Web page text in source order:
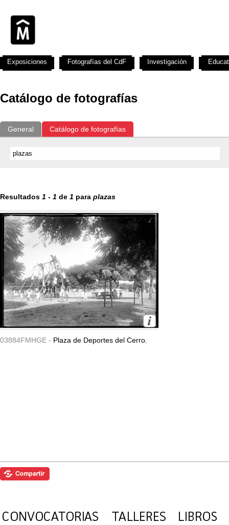
Catálogo de fotografías
General Catálogo de fotografías
Resultados 1 - 1 de 1 para plazas
03884FMHGE - Plaza de Deportes del Cerro.
Exposiciones Fotografías del CdF Investigación